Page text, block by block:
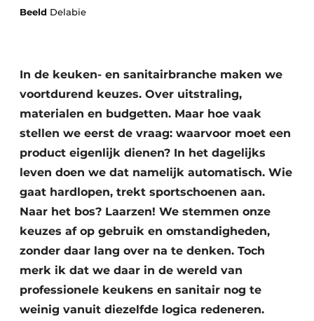
Privacy / Cookie statement
Video’s
Meubelbeslag & Kastindeling
Beeld Delabie
In de keuken- en sanitairbranche maken we
voortdurend keuzes. Over uitstraling,
materialen en budgetten. Maar hoe vaak
stellen we eerst de vraag: waarvoor moet een
product eigenlijk dienen? In het dagelijks
leven doen we dat namelijk automatisch. Wie
gaat hardlopen, trekt sportschoenen aan.
Naar het bos? Laarzen! We stemmen onze
keuzes af op gebruik en omstandigheden,
zonder daar lang over na te denken. Toch
merk ik dat we daar in de wereld van
professionele keukens en sanitair nog te
weinig vanuit diezelfde logica redeneren.